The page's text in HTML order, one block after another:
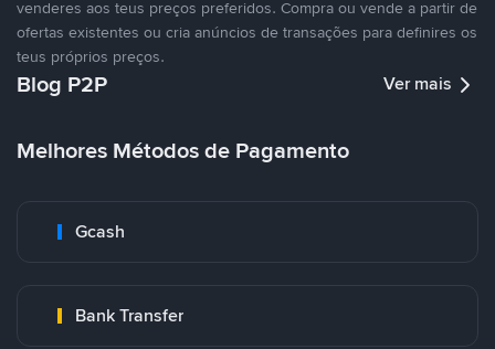
venderes aos teus preços preferidos. Compra ou vende a partir de
ofertas existentes ou cria anúncios de transações para definires os
teus próprios preços.
Blog P2P Ver mais
Melhores Métodos de Pagamento
Gcash
Bank Transfer